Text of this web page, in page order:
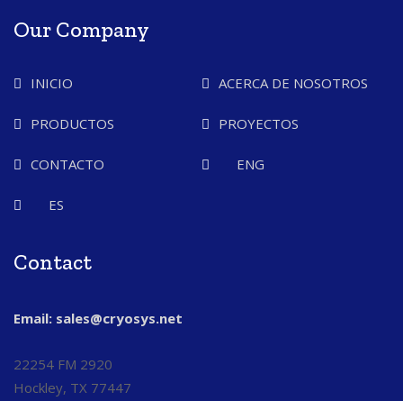
Our Company
INICIO ACERCA DE NOSOTROS
PRODUCTOS PROYECTOS
CONTACTO ENG
ES
Contact
Email: sales@cryosys.net
22254 FM 2920
Hockley, TX 77447